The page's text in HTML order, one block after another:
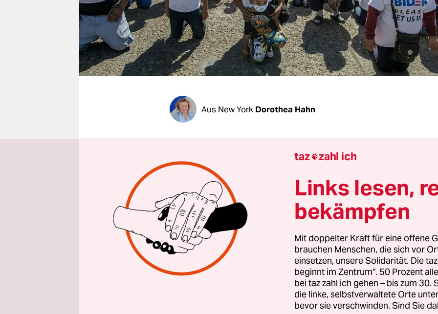
fragen & hilfe
unterstützen
abo
genossenschaft
Aus New York Dorothea Hahn
Einen Abschiebestopp in seinen ersten 100 Tagen im Amt
Biden angekündigt, als er am 20. Januar als neuer
Weiße Haus einzog. Nach vier Jahren Trump mit Muslim-
Einreiseverboten und Familientrennung an der Südgrenze
AktivistInnen erleichtert.
Jetzt sindBidens erste 100 Tage vorbei, und tatsächlich
und Personal in der WashingtonerEinwanderungspolitik
Statt von „Illegalen“ ist nun von „undokumentierten Nicht-
die Runde. Flüchtlinge müssen nicht mehr auf der Südseite
auf die Entscheidung über ihren Antrag in den USA
Mauerbau steht die „Bekämpfung der Grundursachen“ im
taz zahl ich
Links lesen,
bekämpfen
Mit doppelter Kraft für eine offene
brauchen Menschen, die sich vor
einsetzen, unsere Solidarität. Die
beginnt im Zentrum“. 50 Prozent
bei taz zahl ich gehen – bis zum
die linke, selbstverwaltete Orte
bevor sie verschwinden. Sind Sie